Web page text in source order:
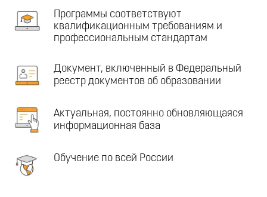
Программы соответствуют
квалификационным требованиям и
профессиональным стандартам
Документ, включенный в Федеральный
реестр документов об образовании
Актуальная, постоянно обновляющаяся
информационная база
Обучение по всей России